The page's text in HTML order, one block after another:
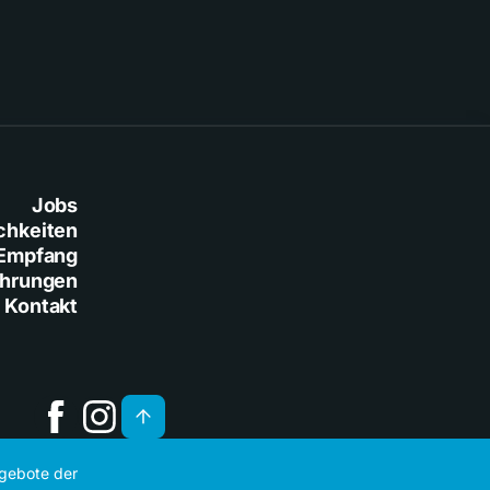
Jobs
Kontakt
der